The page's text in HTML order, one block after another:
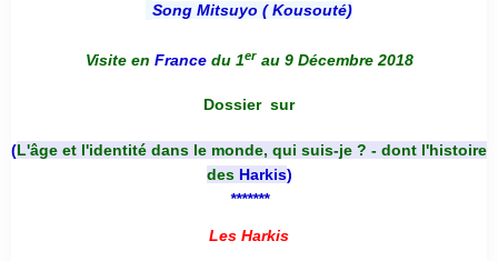
Song Mitsuyo ( Kousouté)
Visite en France du 1er au 9 Décembre 2018
Dossier sur
(L'âge et l'identité dans le monde, qui suis-je ? - dont l'histoire
des Harkis)
*******
Les Harkis